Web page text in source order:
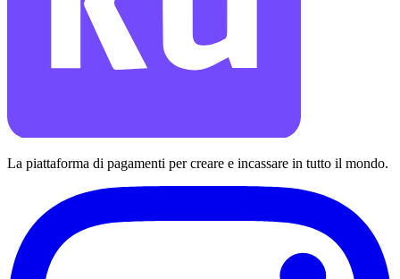
La piattaforma di pagamenti per creare e incassare in tutto il mondo.